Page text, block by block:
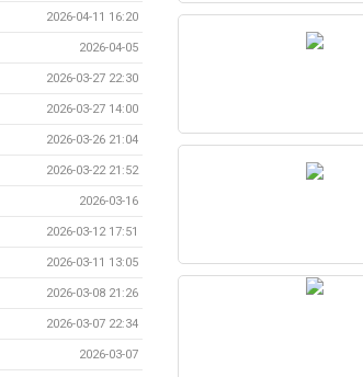
2026-04-11 16:20
2026-04-05
2026-03-27 22:30
2026-03-27 14:00
2026-03-26 21:04
2026-03-22 21:52
2026-03-16
2026-03-12 17:51
2026-03-11 13:05
2026-03-08 21:26
2026-03-07 22:34
2026-03-07